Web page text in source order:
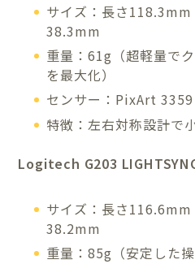
サイズ：長さ
38.3mm
重量：61g（超軽量で
を最大化）
センサー：PixArt 3359
特徴：左右対称設計で
Logitech G203
サイズ：長さ
38.2mm
重量：85g（安定した操